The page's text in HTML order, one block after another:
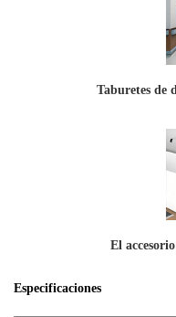
Taburetes de
El
Especificaciones